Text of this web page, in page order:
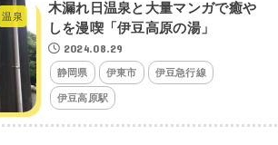
温泉
木漏れ日温泉と大量マンガで癒や
しを漫喫「伊豆高原の湯」
2024.08.29
静岡県 伊東市 伊豆急行線
伊豆高原駅